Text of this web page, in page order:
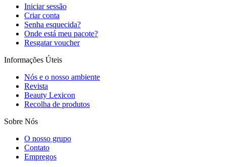
Iniciar sessão
Criar conta
Senha esquecida?
Onde está meu pacote?
Resgatar voucher
Informações Úteis
Nós e o nosso ambiente
Revista
Beauty Lexicon
Recolha de produtos
Sobre Nós
O nosso grupo
Contato
Empregos